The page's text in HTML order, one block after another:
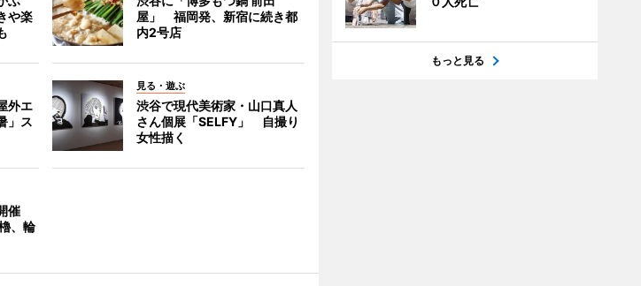
や楽
屋」 福岡発、新宿に続き都
内2号店
外エ
」ス
見る・遊ぶ
渋谷で現代美術家・山口真人
さん個展「SELFY」 自撮り
女性描く
催
、輪
もっと見る